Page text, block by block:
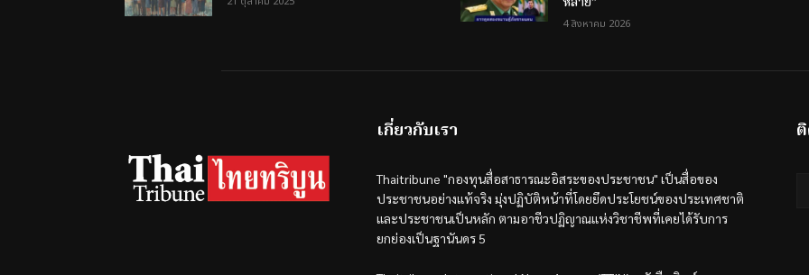
4 สิงหาคม 2026
เกี่ยวกับเรา
Thaitribune "กองทุนสื่อสาธารณะอิสระของประชาชน" เป็นสื่อของ
ประชาชนอย่างแท้จริง มุ่งปฏิบัติหน้าที่โดยยึดประโยชน์ของประเทศชาติ
และประชาชนเป็นหลัก ตามอาชีวปฏิญาณแห่งวิชาชีพที่เคยได้รับการ
ยกย่องเป็นฐานันดร 5